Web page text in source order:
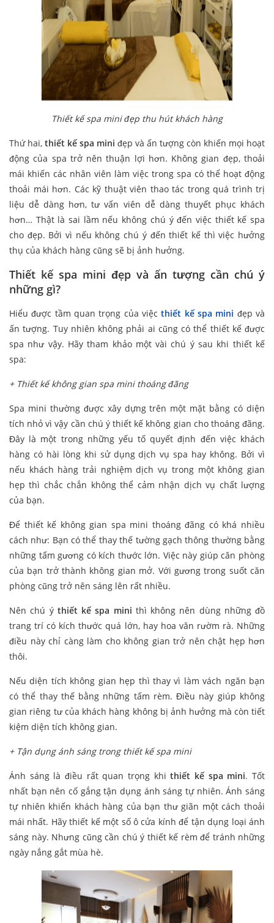
Thiết kế spa mini đẹp thu hút khách hàng
Thứ hai, thiết kế spa mini đẹp và ấn tượng còn khiến mọi hoạt
động của spa trở nên thuận lợi hơn. Không gian đẹp, thoải
mái khiến các nhân viên làm việc trong spa có thể hoạt động
thoải mái hơn. Các kỹ thuật viên thao tác trong quá trình trị
liệu dễ dàng hơn, tư vấn viên dễ dàng thuyết phục khách
hơn… Thật là sai lầm nếu không chú ý đến việc thiết kế spa
cho đẹp. Bởi vì nếu không chú ý đến thiết kế thì việc hưởng
thụ của khách hàng cũng sẽ bị ảnh hưởng.
Thiết kế spa mini đẹp và ấn tượng cần chú ý
những gì?
Hiểu được tầm quan trọng của việcthiết kế spa mini đẹp và
ấn tượng. Tuy nhiên không phải ai cũng có thể thiết kế được
spa như vậy. Hãy tham khảo một vài chú ý sau khi thiết kế
spa:
+ Thiết kế không gian spa mini thoáng đãng
Spa mini thường được xây dựng trên một mặt bằng có diện
tích nhỏ vì vậy cần chú ý thiết kế không gian cho thoáng đãng.
Đây là một trong những yếu tố quyết định đến việc khách
hàng có hài lòng khi sử dụng dịch vụ spa hay không. Bởi vì
nếu khách hàng trải nghiệm dịch vụ trong một không gian
hẹp thì chắc chắn không thể cảm nhận dịch vụ chất lượng
của bạn.
Để thiết kế không gian spa mini thoáng đãng có khá nhiều
cách như: Bạn có thể thay thế tường gạch thông thường bằng
những tấm gương có kích thước lớn. Việc này giúp căn phòng
của bạn trở thành không gian mở. Với gương trong suốt căn
phòng cũng trở nên sáng lên rất nhiều.
Nên chú ý thiết kế spa mini thì không nên dùng những đồ
trang trí có kích thước quá lớn, hay hoa văn rườm rà. Những
điều này chỉ càng làm cho không gian trở nên chật hẹp hơn
thôi.
Nếu diện tích không gian hẹp thì thay vì làm vách ngăn bạn
có thể thay thế bằng những tấm rèm. Điều này giúp không
gian riêng tư của khách hàng không bị ảnh hưởng mà còn tiết
kiệm diện tích không gian.
+ Tận dụng ánh sáng trong thiết kế spa mini
Ánh sáng là điều rất quan trọng khithiết kế spa mini. Tốt
nhất bạn nên cố gắng tận dụng ánh sáng tự nhiên. Ánh sáng
tự nhiên khiến khách hàng của bạn thư giãn một cách thoải
mái nhất. Hãy thiết kế một số ô cửa kính để tận dụng loại ánh
sáng này. Nhưng cũng cần chú ý thiết kế rèm để tránh những
ngày nắng gắt mùa hè.